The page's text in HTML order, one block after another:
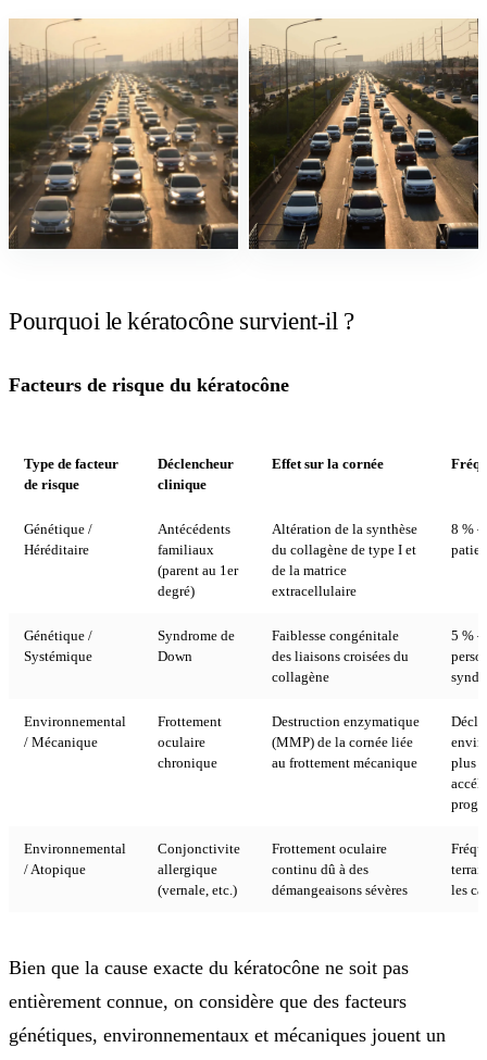
Pourquoi le kératocône survient-il ?
Facteurs de risque du kératocône
Type de facteur
de risque
Déclencheur
clinique
Effet sur la cornée
Génétique /
Héréditaire
Antécédents
familiaux
(parent au 1er
degré)
Altération de la synthèse
du collagène de type I et
de la matrice
extracellulaire
8 %
Génétique /
Systémique
Syndrome de
Down
Faiblesse congénitale
des liaisons croisées du
collagène
5 %
Environnemental
/ Mécanique
Frottement
oculaire
chronique
Destruction enzymatique
(MMP) de la cornée liée
au frottement mécanique
plus
Environnemental
/ Atopique
Conjonctivite
allergique
(vernale, etc.)
Frottement oculaire
continu dû à des
démangeaisons sévères
les
Bien que la cause exacte du kératocône ne soit pas
entièrement connue, on considère que des facteurs
génétiques, environnementaux et mécaniques jouent un